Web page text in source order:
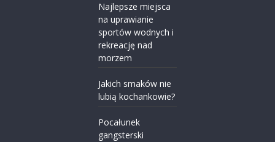
Najlepsze miejsca
na uprawianie
sportów wodnych i
rekreację nad
morzem
Jakich smaków nie
lubią kochankowie?
Pocałunek
gangsterski